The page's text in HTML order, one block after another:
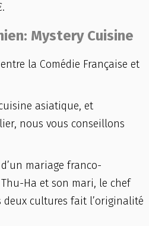
Mystery Cuisine
la Comédie Française et
asiatique, et
nous vous conseillons
mariage franco-
Ha et son mari, le chef
deux cultures fait l’originalité